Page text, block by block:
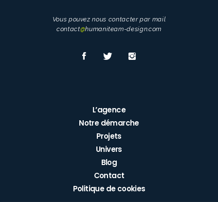
Vous pouvez nous contacter par mail
contact@humaniteam-design.com
L’agence
Notre démarche
Projets
Univers
Blog
Contact
Politique de cookies